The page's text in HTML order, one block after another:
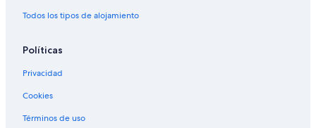
Todos los tipos de alojamiento
Políticas
Privacidad
Cookies
Términos de uso